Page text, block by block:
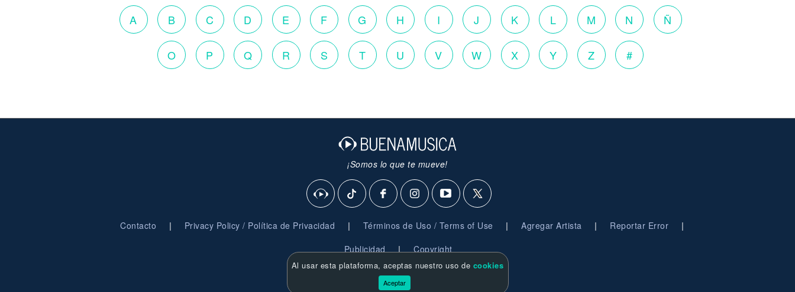
A B C D E F G H I J K L M N Ñ
O P Q R S T U V W X Y Z #
¡Somos lo que te mueve!
Contacto | Privacy Policy / Política de Privacidad | Términos de Uso / Terms of Use | Agregar Artista | Reportar Error |
Publicidad | Copyright
© 2026 BuenaMusica.com - Derechos Reservados
Al usar esta plataforma, aceptas nuestro uso de cookies
Aceptar